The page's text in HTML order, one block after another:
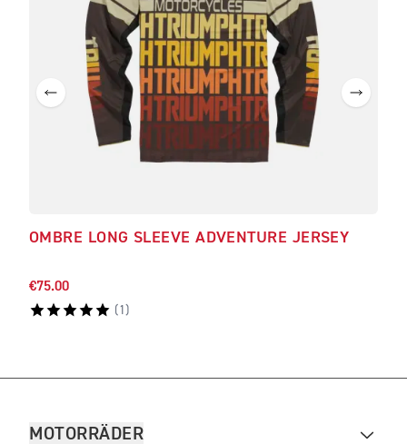
OMBRE LONG SLEEVE ADVENTURE JERSEY
€75.00
( 1 )
MOTORRÄDER